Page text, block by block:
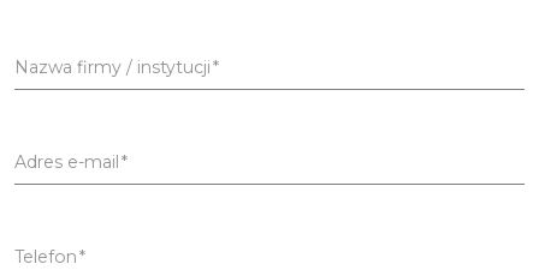
Nazwa firmy / instytucji
Adres e-mail
Telefon